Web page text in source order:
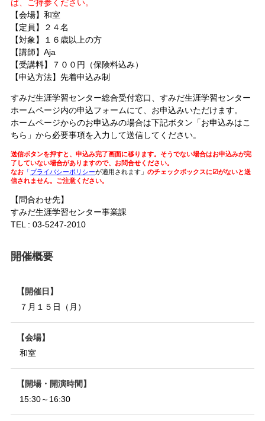
ば、ご持参ください。
【会場】和室
【定員】２４名
【対象】１６歳以上の方
【講師】Aja
【受講料】７００円（保険料込み）
【申込方法】 先着申込み制
すみだ生涯学習センター総合受付窓口、すみだ生涯学習センター
ホームページ内の申込フォームにて、お申込みいただけます。
ホームページからのお申込みの場合は下記ボタン「お申込みはこ
ちら」から必要事項を入力して送信してください。
送信ボタンを押すと、申込み完了画面に移ります。そうでない場合はお申込みが完
了していない場合がありますので、お問合せください。
なお「プライバシーポリシーが適用されます」 のチェックボックスに☑がないと送
信されません。ご注意ください。
【問合わせ先】
すみだ生涯学習センター事業課
TEL : 03-5247-2010
開催概要
開催日
７月１５日（月）
会場
和室
開場・開演時間
15:30～16:30